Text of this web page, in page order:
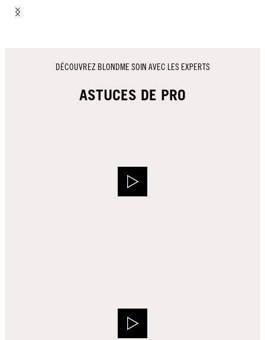
DÉCOUVREZ BLONDME SOIN AVEC LES EXPERTS
ASTUCES DE PRO